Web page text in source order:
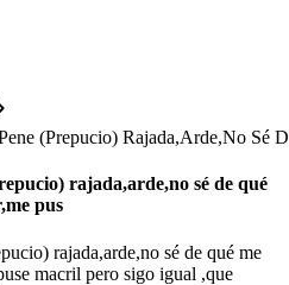
(Prepucio) Rajada,Arde,No Sé
rajada,arde,no sé de qué
pus
rajada,arde,no sé de qué me
macril pero sigo igual ,que